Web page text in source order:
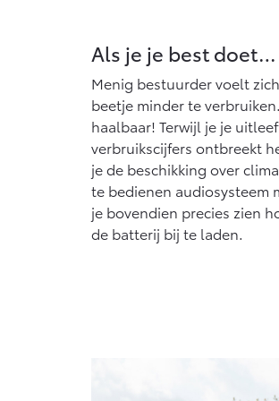
Als je je best doet…
Menig bestuurder voelt
beetje minder te
haalbaar! Terwijl je je
verbruikscijfers ontbreekt
je de beschikking over
te bedienen audiosysteem
je bovendien precies zien
de batterij bij te laden.